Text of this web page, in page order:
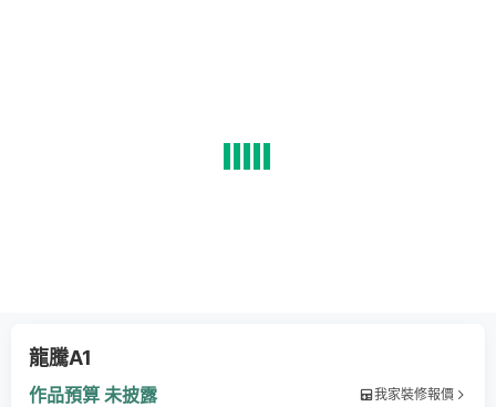
龍騰A1
作品預算 未披露 我家裝修報價